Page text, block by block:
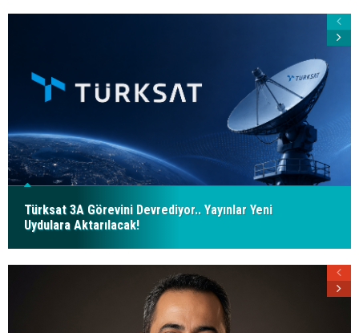
Türksat 3A Görevini Devrediyor.. Yayınlar Yeni
Uydulara Aktarılacak!